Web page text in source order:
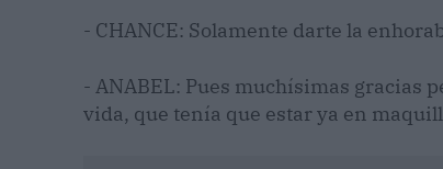
- CHANCE: Solamente darte la
- ANABEL: Pues muchísimas gracias
vida, que tenía que estar ya en